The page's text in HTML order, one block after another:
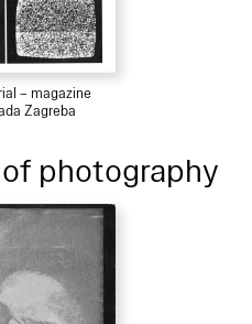
– magazine
Zagreba
photography